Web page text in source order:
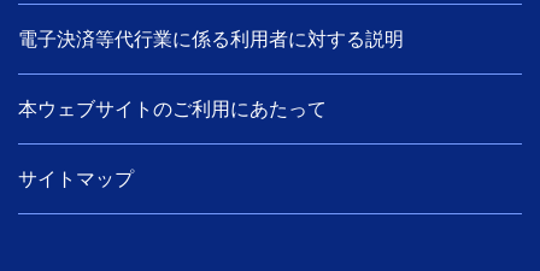
電子決済等代行業に係る利用者に対する説明
本ウェブサイトのご利用にあたって
サイトマップ